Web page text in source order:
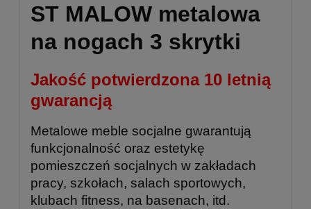
ST MALOW metalowa
na nogach 3 skrytki
Jakość potwierdzona 10 letnią
gwarancją
Metalowe meble socjalne gwarantują
funkcjonalność oraz estetykę
pomieszczeń socjalnych w zakładach
pracy, szkołach, salach sportowych,
klubach fitness, na basenach, itd.